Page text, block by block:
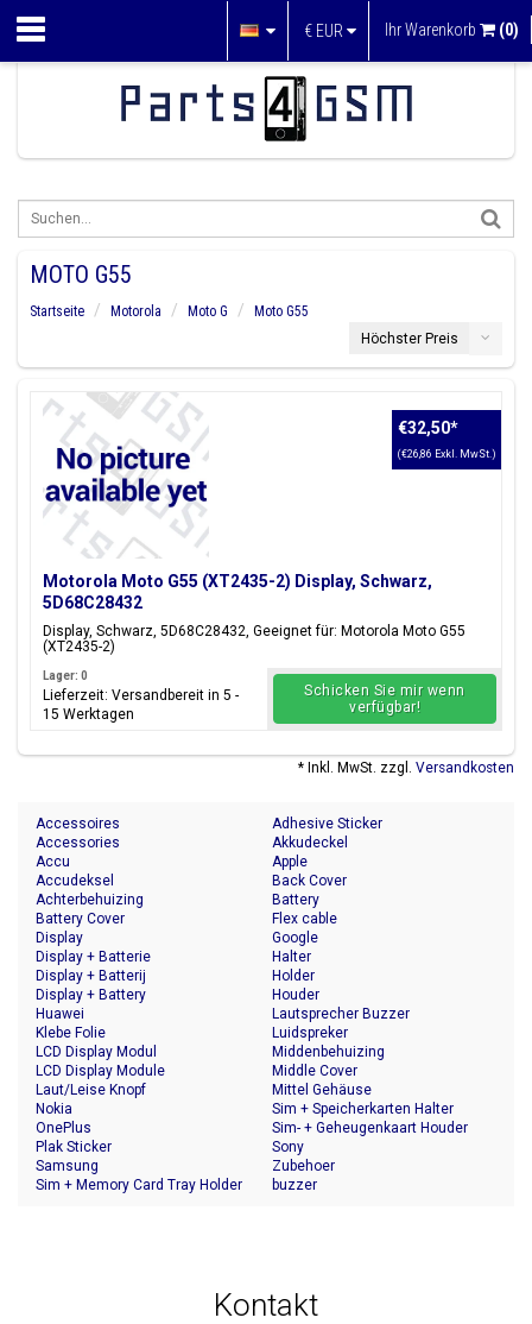
€ EUR Ihr Warenkorb (0)
MOTO G55
Startseite Motorola Moto G
Moto G55
Höchster Preis
Motorola Moto G55 (XT2435-2) Display, Schwarz,
5D68C28432
Display, Schwarz, 5D68C28432, Geeignet für: Motorola Moto G55
(XT2435-2)
€32,50*
(€26,86 Exkl. MwSt.)
Lager: 0
Lieferzeit: Versandbereit in 5 -
15 Werktagen
Schicken Sie mir wenn
verfügbar!
* Inkl. MwSt. zzgl. Versandkosten
Accessoires
Accessories
Accu
Accudeksel
Achterbehuizing
Adhesive Sticker
Akkudeckel
Apple
Back Cover
Battery
Battery Cover
Display
Display + Batterie
Display + Batterij
Display + Battery
Flex cable
Google
Halter
Holder
Houder
Huawei
Klebe Folie
LCD Display Modul
LCD Display Module
Laut/Leise Knopf
Lautsprecher Buzzer
Luidspreker
Middenbehuizing
Middle Cover
Mittel Gehäuse
Nokia
OnePlus
Plak Sticker
Samsung
Sim + Memory Card Tray Holder
Sim + Speicherkarten Halter
Sim- + Geheugenkaart Houder
Sony
Zubehoer
buzzer
Kontakt